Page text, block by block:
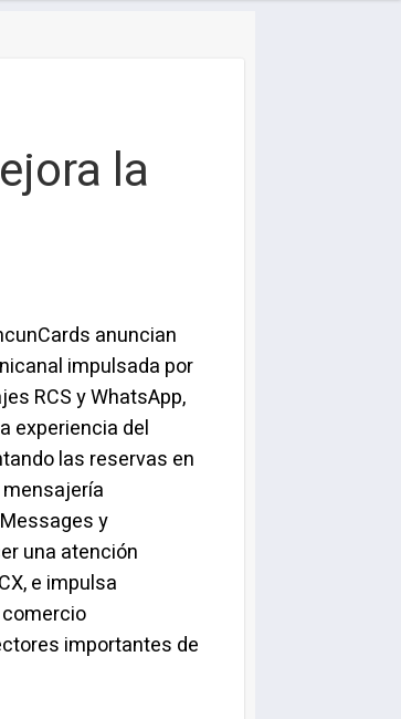
la
anuncian
impulsada por
RCS y WhatsApp,
experiencia del
las reservas en
y
una atención
e impulsa
importantes de